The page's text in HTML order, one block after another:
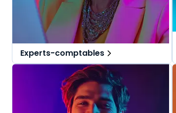
Experts-comptables
Des solutions tout-en-un, spécialement
pensées pour l'expert-comptable et ses
collaborateurs.
Une offre globale pour vous repérer dans
vos missions au quotidien.